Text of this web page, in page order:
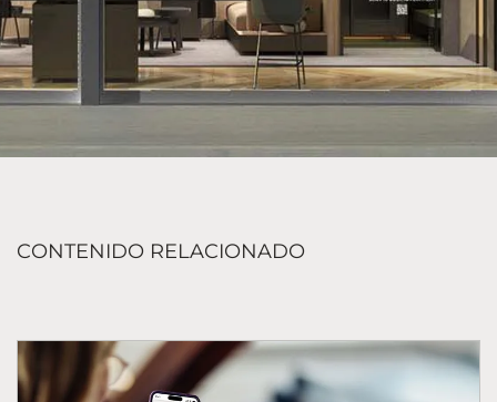
CONTENIDO RELACIONADO